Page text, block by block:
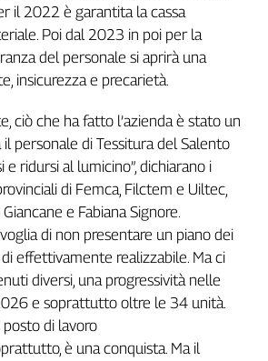
il 2022 è garantita la cassa
Poi dal 2023 in poi per la
del personale si aprirà una
insicurezza e precarietà.
ciò che ha fatto l’azienda è stato un
il personale di Tessitura del Salento
e ridursi al lumicino”, dichiarano i
di Femca, Filctem e Uiltec,
e Fabiana Signore.
di non presentare un piano dei
effettivamente realizzabile. Ma ci
diversi, una progressività nelle
e soprattutto oltre le 34 unità.
di lavoro
è una conquista. Ma il